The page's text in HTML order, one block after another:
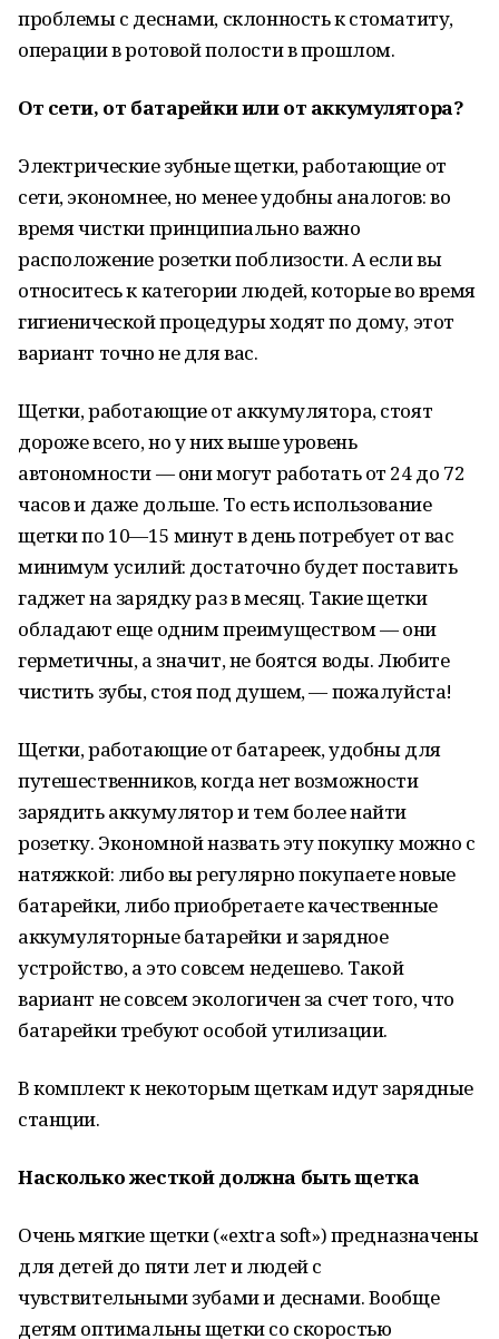
проблемы с деснами, склонность к стоматиту,
операции в ротовой полости в прошлом.
От сети, от батарейки или от аккумулятора?
Электрические зубные щетки, работающие от
сети, экономнее, но менее удобны аналогов: во
время чистки принципиально важно
расположение розетки поблизости. А если вы
относитесь к категории людей, которые во время
гигиенической процедуры ходят по дому, этот
вариант точно не для вас.
Щетки, работающие от аккумулятора, стоят
дороже всего, но у них выше уровень
автономности — они могут работать от 24 до 72
часов и даже дольше. То есть использование
щетки по 10—15 минут в день потребует от вас
минимум усилий: достаточно будет поставить
гаджет на зарядку раз в месяц. Такие щетки
обладают еще одним преимуществом — они
герметичны, а значит, не боятся воды. Любите
чистить зубы, стоя под душем, — пожалуйста!
Щетки, работающие от батареек, удобны для
путешественников, когда нет возможности
зарядить аккумулятор и тем более найти
розетку. Экономной назвать эту покупку можно с
натяжкой: либо вы регулярно покупаете новые
батарейки, либо приобретаете качественные
аккумуляторные батарейки и зарядное
устройство, а это совсем недешево. Такой
вариант не совсем экологичен за счет того, что
батарейки требуют особой утилизации.
В комплект к некоторым щеткам идут зарядные
станции.
Насколько жесткой должна быть щетка
Очень мягкие щетки («extra soft») предназначены
для детей до пяти лет и людей с
чувствительными зубами и деснами. Вообще
детям оптимальны щетки со скоростью